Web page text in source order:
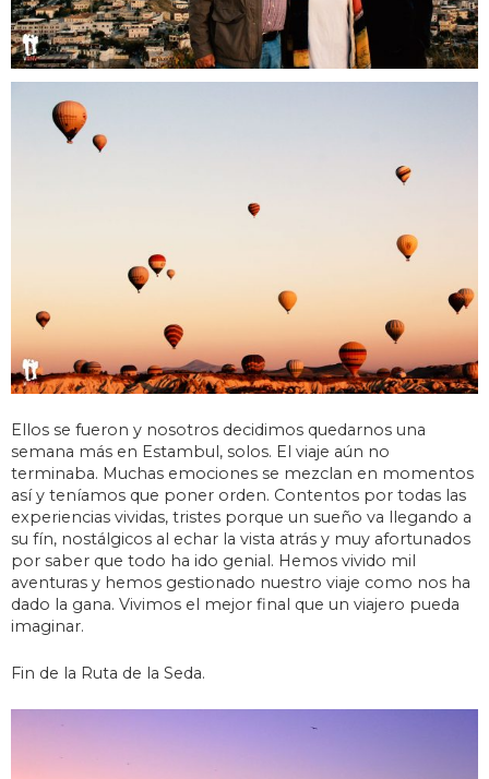
Ellos se fueron y nosotros decidimos quedarnos una
semana más en Estambul, solos. El viaje aún no
terminaba. Muchas emociones se mezclan en momentos
así y teníamos que poner orden. Contentos por todas las
experiencias vividas, tristes porque un sueño va llegando a
su fín, nostálgicos al echar la vista atrás y muy afortunados
por saber que todo ha ido genial. Hemos vivido mil
aventuras y hemos gestionado nuestro viaje como nos ha
dado la gana. Vivimos el mejor final que un viajero pueda
imaginar.
Fin de la Ruta de la Seda.